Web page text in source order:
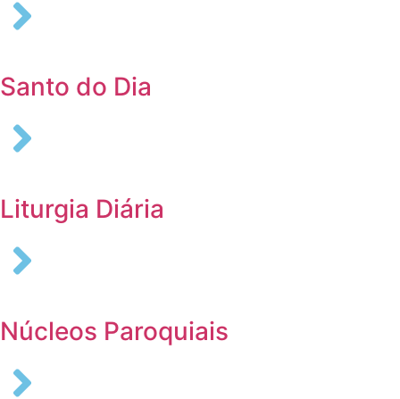
Santo do Dia
Liturgia Diária
Núcleos Paroquiais